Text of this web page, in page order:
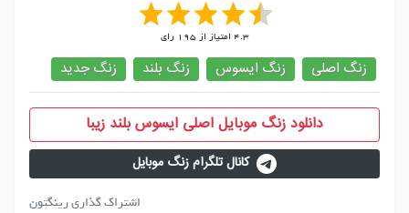
4.3 امتیاز از195 رای
زنگ اصلی زنگ ایسوس زنگ بلند زنگ جدید
دانلود زنگ موبایل اصلی ایسوس بلند زیبا
کانال تلگرام زنگ موبایل
اشتراک گذاری رینگتون